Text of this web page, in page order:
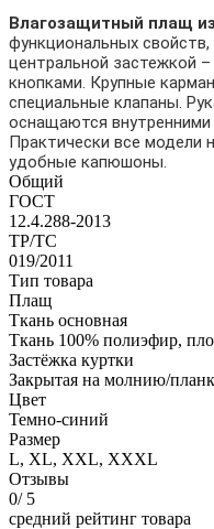
Влагозащитный плащ
функциональных
центральной застежкой
кнопками. Крупные
специальные клапаны.
оснащаются
Практически все модели
удобные капюшоны.
Общий
ГОСТ
12.4.288-2013
ТР/ТС
019/2011
Тип товара
Плащ
Ткань основная
Ткань 100% полиэфир,
Застёжка куртки
Закрытая на молнию/
Цвет
Темно-синий
Размер
L, XL, XXL, XXXL
Отзывы
0/ 5
средний рейтинг товара